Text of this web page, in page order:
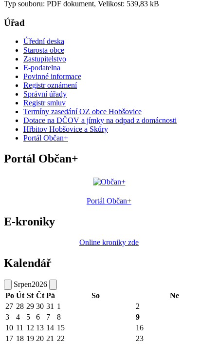
Typ souboru: PDF dokument, Velikost: 539,83 kB
Úřad
Úřední deska
Starosta obce
Zastupitelstvo
E-podatelna
Povinné informace
Registr oznámení
Správní úřady
Registr smluv
Termíny zasedání OZ obce Hobšovice
Dotace na DČOV a jímky na odpad z domácnosti
Hřbitov Hobšovice a Skůry
Portál Občan+
Portál Občan+
Portál Občan+
E-kroniky
Online kroniky zde
Kalendář
Srpen2026
Po Út St Čt Pá So
Ne
27 28 29 30 31 1
2
3
4 5 6 7 8
9
10 11 12 13 14 15
16
17 18 19 20 21 22 23